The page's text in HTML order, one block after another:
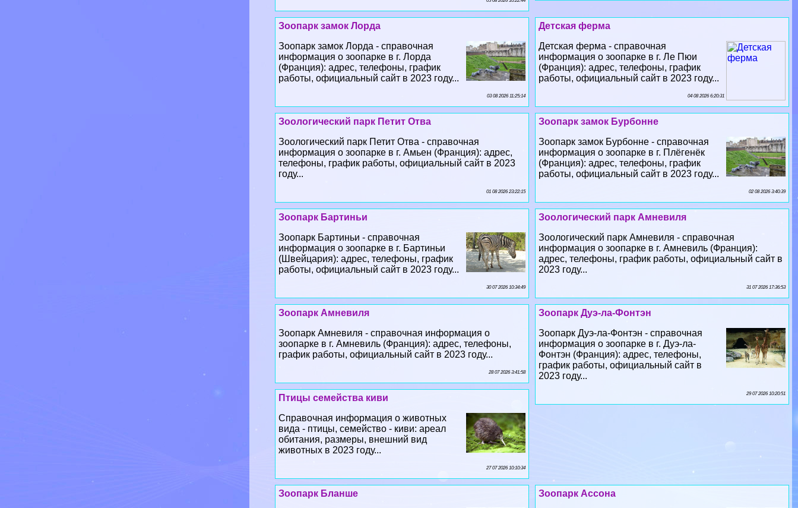
Детская ферма
Детская ферма - справочная
информация о зоопарке в г. Ле Пюи
(Франция): адрес, телефоны, график
работы, официальный сайт в 2023 году...
04 08 2026 6:20:31
Зоопарк замок Лорда
Зоопарк замок Лорда - справочная
информация о зоопарке в г. Лорда
(Франция): адрес, телефоны, график
работы, официальный сайт в 2023 году...
03 08 2026 11:25:14
Зоопарк замок Бурбонне
Зоопарк замок Бурбонне - справочная
информация о зоопарке в г. Плёгенёк
(Франция): адрес, телефоны, график
работы, официальный сайт в 2023 году...
02 08 2026 3:40:39
Зоологический парк Петит Отва
Зоологический парк Петит Отва - справочная
информация о зоопарке в г. Амьен (Франция): адрес,
телефоны, график работы, официальный сайт в 2023
году...
01 08 2026 23:22:15
Зоологический парк Амневиля
Зоологический парк Амневиля - справочная
информация о зоопарке в г. Амневиль (Франция):
адрес, телефоны, график работы, официальный сайт в
2023 году...
31 07 2026 17:36:53
Зоопарк Бартиньи
Зоопарк Бартиньи - справочная
информация о зоопарке в г. Бартиньи
(Швейцария): адрес, телефоны, график
работы, официальный сайт в 2023 году...
30 07 2026 10:34:49
Зоопарк Дуэ-ла-Фонтэн
Зоопарк Дуэ-ла-Фонтэн - справочная
информация о зоопарке в г. Дуэ-ла-
Фонтэн (Франция): адрес, телефоны,
график работы, официальный сайт в
2023 году...
29 07 2026 10:20:51
Зоопарк Амневиля
Зоопарк Амневиля - справочная информация о
зоопарке в г. Амневиль (Франция): адрес, телефоны,
график работы, официальный сайт в 2023 году...
28 07 2026 3:41:58
Птицы семейства киви
Справочная информация о животных
вида - птицы, семейство - киви: ареал
обитания, размеры, внешний вид
животных в 2023 году...
27 07 2026 10:10:34
Зоопарк Ассона
Зоопарк Бланше